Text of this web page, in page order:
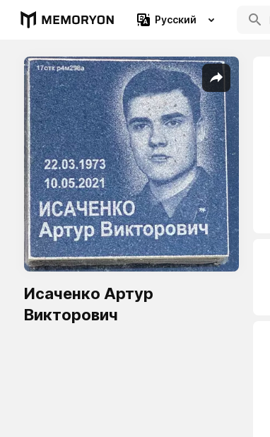
Русский
Исаченко Артур
Викторович